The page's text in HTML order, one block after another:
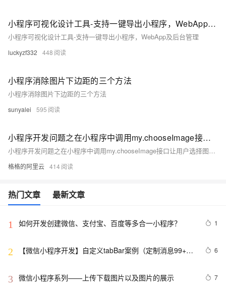
小程序可视化设计工具-支持一键导出小程序，WebApp及后台管理
小程序可视化设计工具-支持一键导出小程序，WebApp及后台管理
luckyzf332 448
小程序消除图片下边距的三个方法
小程序消除图片下边距的三个方法
sunyalei 595
小程序开发问题之在小程序中调用my.chooseImage接口让用户选择图片如何解决
小程序开发问题之在小程序中调用my.chooseImage接口让用户选择图片如何解决
格格的阿里云 414
热门文章 最新文章
1 如何开发创建微信、支付宝、百度等多合一小程序？ 1
2
【微信小程序开发】自定义tabBar案例（定制消息99+小
6
3 微信小程序系列——上传下载图片以及图片的展示 7